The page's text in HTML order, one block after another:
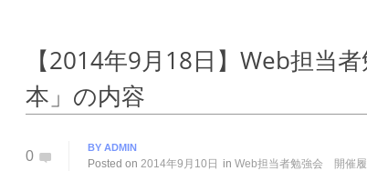
【2014年9月18日】Web担当
本」の内容
0
BY ADMIN
Posted on 2014年9月10日 in Web担当者勉強会 開催